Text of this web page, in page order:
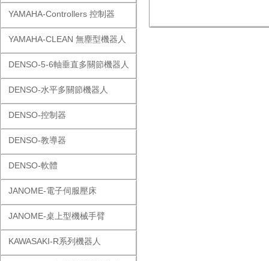
YAMAHA-Controllers 控制器
YAMAHA-CLEAN 無塵型機器人
DENSO-5-6軸垂直多關節機器人
DENSO-水平多關節機器人
DENSO-控制器
DENSO-教導器
DENSO-軟體
JANOME-電子伺服壓床
JANOME-桌上型機械手臂
KAWASAKI-R系列機器人